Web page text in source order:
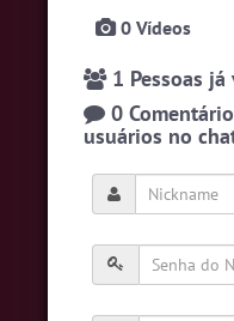
🎁 Promoção
English
0 Vídeos
1 Pessoas já
0
usuários no